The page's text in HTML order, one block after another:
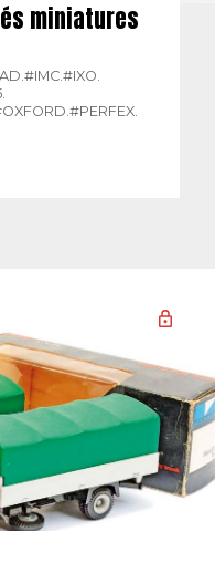
miniatures
#IMC.#IXO.
#PERFEX.